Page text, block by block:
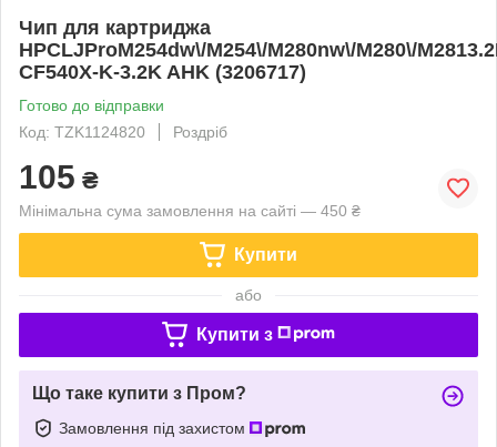
Чип для картриджа
HPCLJProM254dw\/M254\/M280nw\/M280\/
CF540X-K-3.2K AHK (3206717)
Готово до відправки
Код: TZK1124820
Роздріб
105 ₴
Мінімальна сума замовлення на сайті — 450 ₴
Купити
або
Купити з
Що таке купити з Пром?
Замовлення під захистом